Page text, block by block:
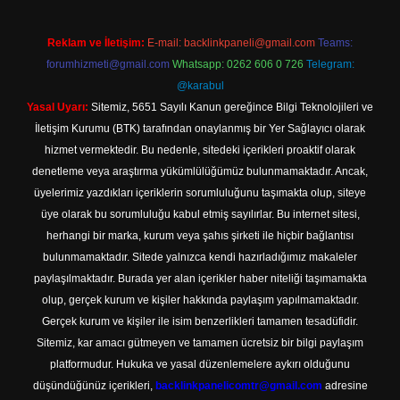
Reklam ve İletişim: E-mail: backlinkpaneli@gmail.com Teams:
forumhizmeti@gmail.com Whatsapp: 0262 606 0 726 Telegram:
@karabul
Yasal Uyarı: Sitemiz, 5651 Sayılı Kanun gereğince Bilgi Teknolojileri ve
İletişim Kurumu (BTK) tarafından onaylanmış bir Yer Sağlayıcı olarak
hizmet vermektedir. Bu nedenle, sitedeki içerikleri proaktif olarak
denetleme veya araştırma yükümlülüğümüz bulunmamaktadır. Ancak,
üyelerimiz yazdıkları içeriklerin sorumluluğunu taşımakta olup, siteye
üye olarak bu sorumluluğu kabul etmiş sayılırlar. Bu internet sitesi,
herhangi bir marka, kurum veya şahıs şirketi ile hiçbir bağlantısı
bulunmamaktadır. Sitede yalnızca kendi hazırladığımız makaleler
paylaşılmaktadır. Burada yer alan içerikler haber niteliği taşımamakta
olup, gerçek kurum ve kişiler hakkında paylaşım yapılmamaktadır.
Gerçek kurum ve kişiler ile isim benzerlikleri tamamen tesadüfidir.
Sitemiz, kar amacı gütmeyen ve tamamen ücretsiz bir bilgi paylaşım
platformudur. Hukuka ve yasal düzenlemelere aykırı olduğunu
düşündüğünüz içerikleri, backlinkpanelicomtr@gmail.com adresine